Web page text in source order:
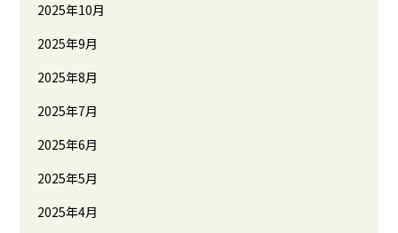
2025年10月
2025年9月
2025年8月
2025年7月
2025年6月
2025年5月
2025年4月